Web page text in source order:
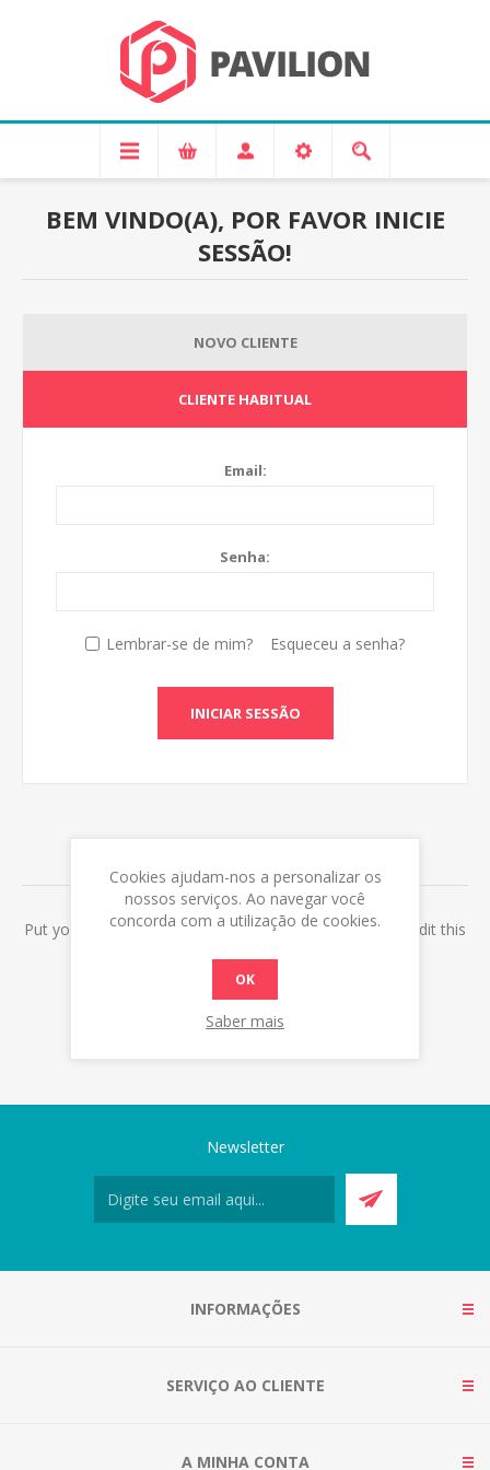
BEM VINDO(A), POR FAVOR INICIE
SESSÃO!
NOVO CLIENTE
CLIENTE HABITUAL
Email:
Senha:
Lembrar-se de mim? Esqueceu a senha?
INICIAR SESSÃO
Put your login / registration information here. You can edit this
in the admin site.
Newsletter
INFORMAÇÕES
SERVIÇO AO CLIENTE
A MINHA CONTA
Cookies ajudam-nos a personalizar os
nossos serviços. Ao navegar você
concorda com a utilização de cookies.
OK
Saber mais